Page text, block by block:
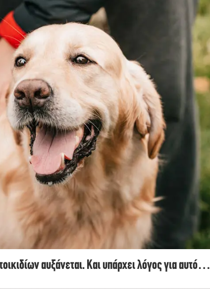
αυξάνεται. Και υπάρχει λόγος για αυτό…